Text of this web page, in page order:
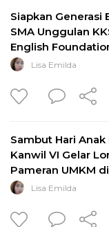
Siapkan Generasi
SMA Unggulan
English
Lisa Emilda
Sambut Hari
Kanwil VI Gelar
Pameran UMKM
Lisa Emilda